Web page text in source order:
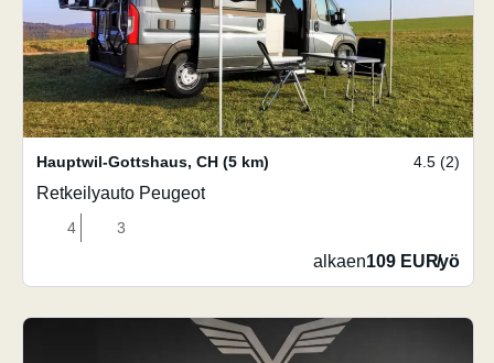
Hauptwil-Gottshaus, CH (5 km) 4.5 (2)
Retkeilyauto Peugeot
4 3
alkaen109 EUR/yö